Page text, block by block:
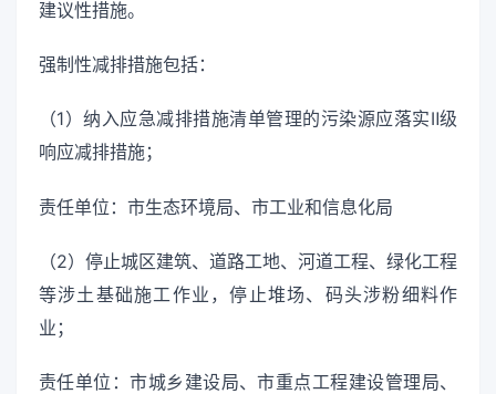
建议性措施。
强制性减排措施包括：
（1）纳入应急减排措施清单管理的污染源应落实Ⅱ级
响应减排措施；
责任单位：市生态环境局、市工业和信息化局
（2）停止城区建筑、道路工地、河道工程、绿化工程
等涉土基础施工作业，停止堆场、码头涉粉细料作
业；
责任单位：市城乡建设局、市重点工程建设管理局、